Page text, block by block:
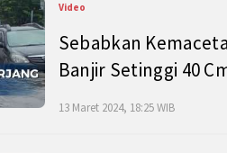
Video
Sebabkan
Banjir Setinggi 40
13 Maret 2024, 18:25 WIB